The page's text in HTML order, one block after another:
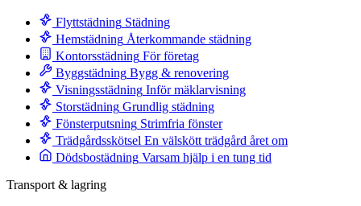
Flyttstädning Städning
Hemstädning Återkommande städning
Kontorsstädning För företag
Byggstädning Bygg & renovering
Visningsstädning Inför mäklarvisning
Storstädning Grundlig städning
Fönsterputsning Strimfria fönster
Trädgårdsskötsel En välskött trädgård året om
Dödsbostädning Varsam hjälp i en tung tid
Transport & lagring